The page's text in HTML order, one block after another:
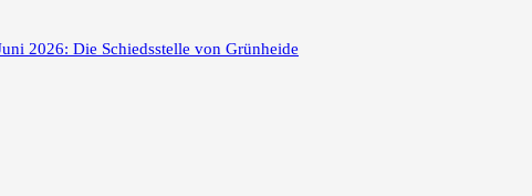
2026: Die Schiedsstelle von Grünheide